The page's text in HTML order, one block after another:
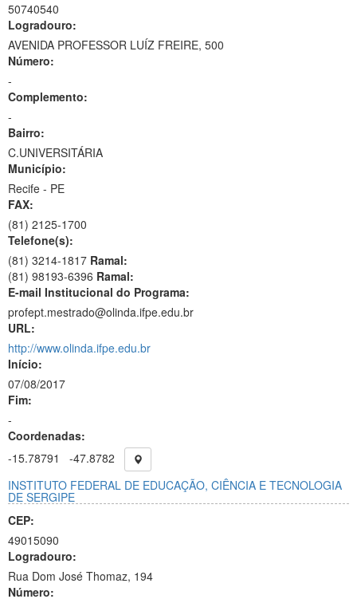
50740540
Logradouro:
AVENIDA PROFESSOR LUÍZ FREIRE, 500
Número:
-
Complemento:
-
Bairro:
C.UNIVERSITÁRIA
Município:
Recife - PE
FAX:
(81) 2125-1700
Telefone(s):
(81) 3214-1817 Ramal:
(81) 98193-6396 Ramal:
E-mail Institucional do Programa:
profept.mestrado@olinda.ifpe.edu.br
URL:
http://www.olinda.ifpe.edu.br
Início:
07/08/2017
Fim:
-
Coordenadas:
-15.78791
-47.8782
INSTITUTO FEDERAL DE EDUCAÇÃO, CIÊNCIA E TECNOLOGIA
DE SERGIPE
CEP:
49015090
Logradouro:
Rua Dom José Thomaz, 194
Número: